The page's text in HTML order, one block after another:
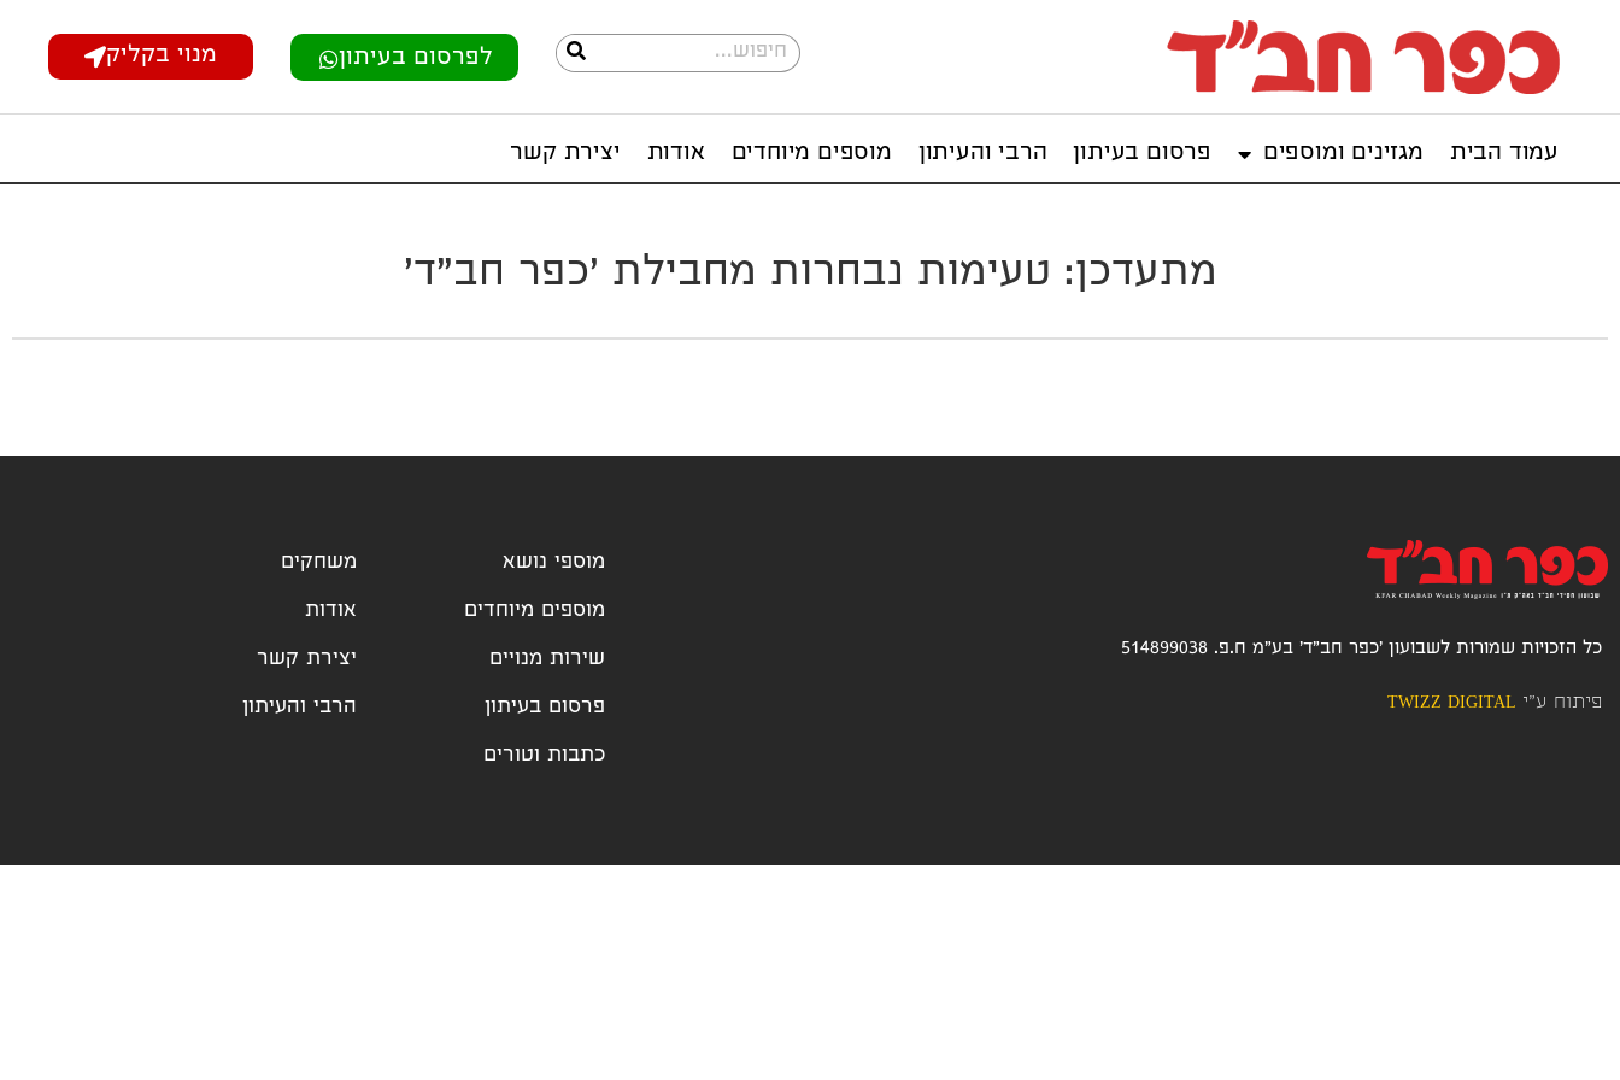
לפרסום בעיתון מנוי בקליק
עמוד הבית מגזינים ומוספים פרסום בעיתון הרבי והעיתון מוספים מיוחדים אודות יצירת קשר
מתעדכן: טעימות נבחרות מחבילת 'כפר חב"ד'
כל הזכויות שמורות לשבועון 'כפר חב"ד' בע"מ ח.פ. 514899038
פיתוח ע"י TWIZZ DIGITAL
מוספי נושא
מוספים מיוחדים
שירות מנויים
פרסום בעיתון
כתבות וטורים
משחקים
אודות
יצירת קשר
הרבי והעיתון